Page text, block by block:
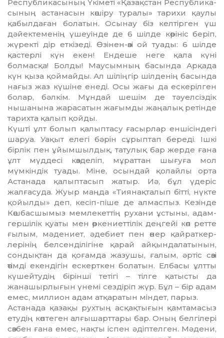
Республикасының Үкі­меті «Қазақстан Респуб­ли­ка­
сы­ның астанасын көшіру ту­ра­лы» тарихи қаулы
қабылдаған болатын. Осынау біз келтірген үш
дәйектеменің үшеуінде де 6 шілде көрініс беріп,
жүректі дір еткізеді. Өзінен-өзі ой туады: 6 шілде
қастерлі күн екен! Ендеше неге қала күні
болмасқа! Болды! Маусымның басында Арқада
күн қыза қоймайды. Ал шіліңгір шіл­­­денің басында
нағыз жаз кү­шіне енеді. Осы жағы да еске­ріл­ген
болар, бәлкім. Мұндай ше­шім де тәуелсіздік
нышанына жа­расатын жағымды жаңалық ре­тінде
тарихта қалып қойды.
Күшті ұлт болып қалыптасу ға­сырлар еншісіндегі
шаруа. Уа­қыт елегі бәрін сұрыптап береді. Іш­кі
бірлік пен ұйымшылдық, тату­лық бар жерде ғана
ұлт мүд­десі көзделіп, мұраттан шығуға мол
мүмкіндік туады. Міне, осын­дай қолайлы орта
Астанада қа­лыптасып жатыр. Иә, бұл үде­ріс
жалғасуда. Жуыр маңда «Тия­нақ­талып бітті, нүкте
қойылды» деп, кесіп-піше де алмаспыз. Ке­­­­­зінде
Көшбасшымыз мем­ле­кет­­тің рухани ұстыны, адам­
гер­шілік қуаты мен өркениеттілік дең­гейі көп ретте
ғылым, мә­де­н­иет, әдебиет пен өнер қайрат­кер­­
лерінің белсенділігіне қарай ай­қындалатынын,
сондықтан да қоғамда жазушы, ғалым, әртіс сөзі
өтімді екендігін ескерткен бо­латын. Елбасы ұлтты
күшей­тудің бірінші тетігі – тілге қатыс­ты да
жанашырлығын үнемі сез­діріп жүр. Бұл – бір адам
емес, миллион адам атқаратын міндет, парыз.
Астанада қазақы рухтың ас­қақ­тығын қамтамасыз
етудің көп­теген алғышарттары бар. Оның белгілері
сөзбен ғана емес, нақ­ты іспен әдіптелген. Мәдени,